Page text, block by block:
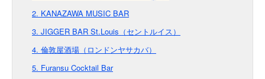
2. KANAZAWA MUSIC BAR
3. JIGGER BAR St.Louis（セントルイス）
4. 倫敦屋酒場（ロンドンヤサカバ）
5. Furansu Cocktail Bar